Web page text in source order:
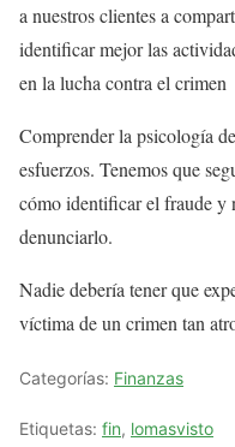
a nuestros clientes a
identificar mejor las
en la lucha contra el crimen
Comprender la psicología
esfuerzos. Tenemos que
cómo identificar el fraude y
denunciarlo.
Nadie debería tener que
víctima de un crimen tan
Categorías: Finanzas
Etiquetas: fin, lomasvisto